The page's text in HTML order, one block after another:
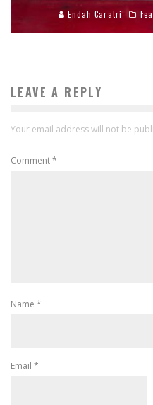
Endah Caratri
LEAVE A REPLY
Your email address will not be
Comment*
Name *
Email *